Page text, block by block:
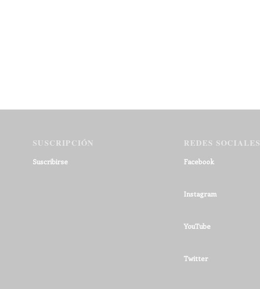
SUSCRIPCIÓN
Suscribirse
REDES SOCIALES
Facebook
Instagram
YouTube
Twitter